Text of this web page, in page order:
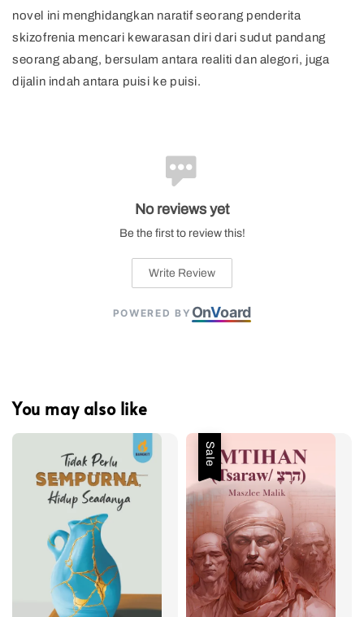
novel ini menghidangkan naratif seorang penderita
skizofrenia mencari kewarasan diri dari sudut pandang
seorang abang, bersulam antara realiti dan alegori, juga
dijalin indah antara puisi ke puisi.
No reviews yet
Be the first to review this!
Write Review
POWERED BY OnVoard
You may also like
Sale